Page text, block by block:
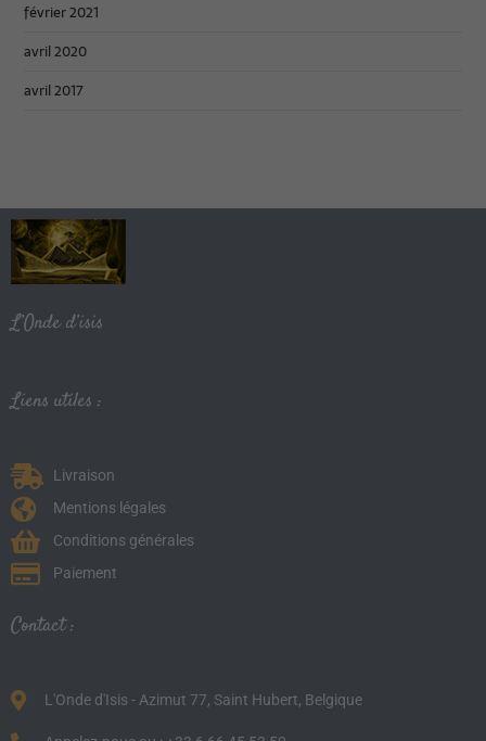
février 2021
avril 2020
avril 2017
L’Onde d’isis
Liens utiles :
Livraison
Mentions légales
Conditions générales
Paiement
Contact :
L'Onde d'Isis - Azimut 77, Saint Hubert, Belgique